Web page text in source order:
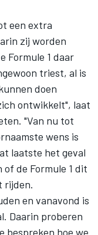
een extra
zij worden
Formule 1 daar
triest, al is
doen
ontwikkelt", laat
"Van nu tot
wens is
laatste het geval
de Formule 1 dit
rijden.
en vanavond is
Daarin proberen
bespreken hoe we